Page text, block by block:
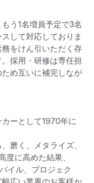
う1名増員予定で3名
して対応しておりま
をけん引いただく存
採用・研修は専任担
め互いに補完しなが
ーとして1970年に
磨く、メタライズ、
度に高めた結果、
イル、プロジェク